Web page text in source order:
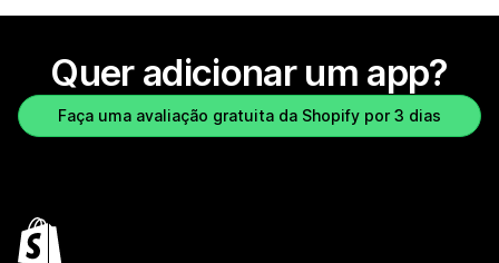
Quer adicionar um app?
Faça uma avaliação gratuita da Shopify por 3 dias